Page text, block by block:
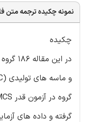
نمونه چکیده ترجمه متن
چکیده
در
گرفته و داده های